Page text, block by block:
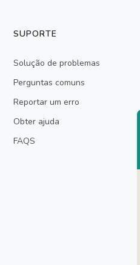
SUPORTE
Solução de problemas
Perguntas comuns
Reportar um erro
Obter ajuda
FAQS